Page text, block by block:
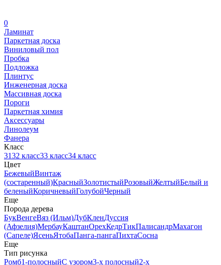
0
Ламинат
Паркетная доска
Виниловый пол
Пробка
Подложка
Плинтус
Инженерная доска
Массивная доска
Пороги
Паркетная химия
Аксессуары
Линолеум
Фанера
Класс
3132 класс33 класс34 класс
Цвет
БежевыйВинтаж
(состаренный)КрасныйЗолотистыйРозовыйЖелтыйБелый и
беленыйКоричневыйГолубойЧерный
Еще
Порода дерева
БукВенгеВяз (Ильм)ДубКленДуссия
(Афзелия)МербауКаштанОрехКедрТикПалисандрМахагон
(Сапеле)ЯсеньЯтобаПанга-пангаПихтаСосна
Еще
Тип рисунка
Ромб1-полосныйС узором3-х полосный2-х